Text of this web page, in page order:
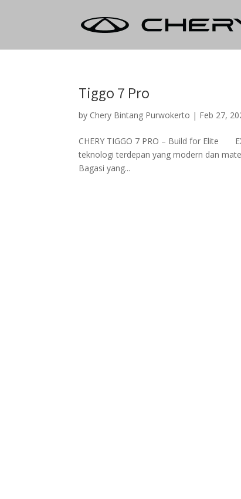
Tiggo 7 Pro
by Chery Bintang Purwokerto | Feb 27,
CHERY TIGGO 7 PRO – Build for Elite
teknologi terdepan yang modern dan
Bagasi yang...